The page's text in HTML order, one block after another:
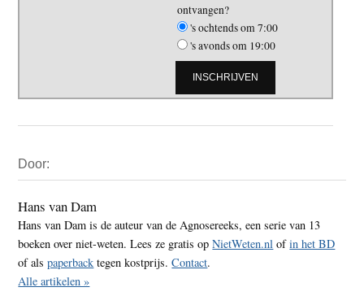
ontvangen?
's ochtends om 7:00
's avonds om 19:00
Sidebar
Door:
Hans van Dam
Hans van Dam is de auteur van de Agnosereeks, een serie van 13
boeken over niet-weten. Lees ze gratis opNietWeten.nl ofin het BD
of alspaperback tegen kostprijs.Contact.
Alle artikelen »